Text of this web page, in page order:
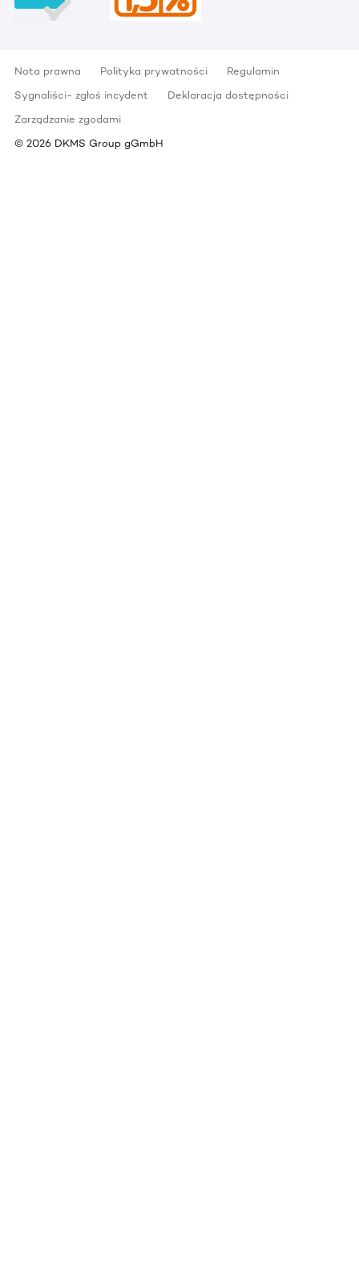
Nota prawna Polityka prywatności
Regulamin
Sygnaliści- zgłoś incydent
Deklaracja dostępności
Zarządzanie zgodami
© 2026 DKMS Group gGmbH